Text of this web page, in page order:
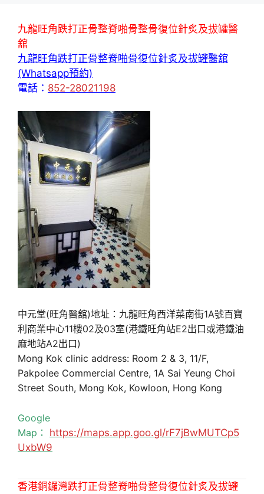
九龍旺角跌打正骨整脊啪骨整骨復位針炙及拔罐醫
舘
九龍旺角跌打正骨整脊啪骨復位針炙及拔罐醫舘
(Whatsapp預約)
電話： 852-28021198
中元堂(旺角醫舘)地址：九龍旺角西洋菜南街1A號百寶
利商業中心11樓02及03室(港鐵旺角站E2出口或港鐵油
麻地站A2出口)
Mong Kok clinic address: Room 2 & 3, 11/F,
Pakpolee Commercial Centre, 1A Sai Yeung Choi
Street South, Mong Kok, Kowloon, Hong Kong
Google
Map： https://maps.app.goo.gl/rF7jBwMUTCp5
UxbW9
香港銅鑼灣跌打正骨整脊啪骨整骨復位針炙及拔罐